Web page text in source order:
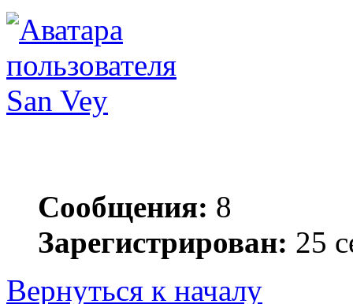
San Vey
Сообщения: 8
Зарегистрирован: 25
Вернуться к началу